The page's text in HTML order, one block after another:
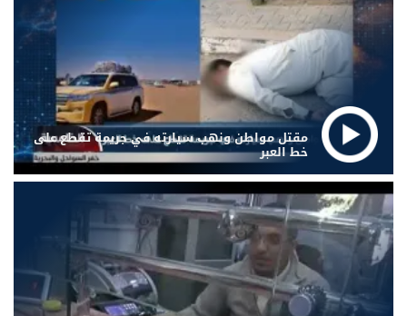
مقتل مواطن ونهب سيارته في جريمة تقطع على
خط العبر